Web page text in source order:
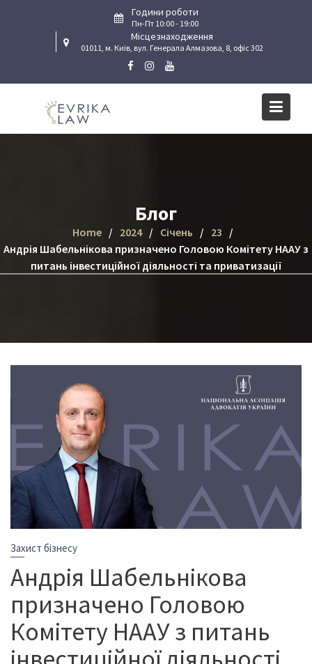
Години роботи
Пн-Пт 10:00 - 19:00
Місцезнаходження
01011, м. Київ, вул. Генерала Алмазова, 8, офіс 302
Блог
Home 2024 Січень
23
Андрія Шабельнікова призначено Головою Комітету НААУ з
питань інвестиційної діяльності та приватизації
Захист бізнесу
Андрія Шабельнікова
призначено Головою
Комітету НААУ з питань